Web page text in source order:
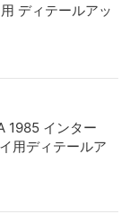
ディテールアッ
1985 インター
用ディテールア